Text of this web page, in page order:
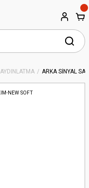
AYDINLATMA ARKA SİNYAL